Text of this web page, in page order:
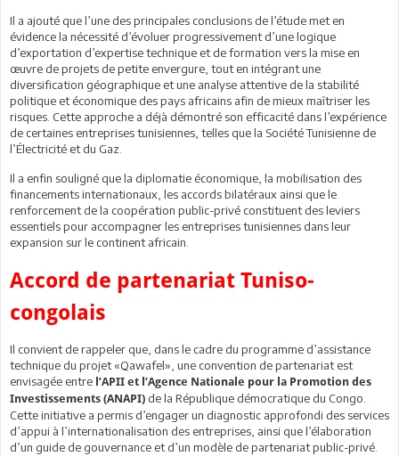
Il a ajouté que l’une des principales conclusions de l’étude met en
évidence la nécessité d’évoluer progressivement d’une logique
d’exportation d’expertise technique et de formation vers la mise en
œuvre de projets de petite envergure, tout en intégrant une
diversification géographique et une analyse attentive de la stabilité
politique et économique des pays africains afin de mieux maîtriser les
risques. Cette approche a déjà démontré son efficacité dans l’expérience
de certaines entreprises tunisiennes, telles que la Société Tunisienne de
l’Électricité et du Gaz.
Il a enfin souligné que la diplomatie économique, la mobilisation des
financements internationaux, les accords bilatéraux ainsi que le
renforcement de la coopération public-privé constituent des leviers
essentiels pour accompagner les entreprises tunisiennes dans leur
expansion sur le continent africain.
Accord de partenariat Tuniso-
congolais
Il convient de rappeler que, dans le cadre du programme d’assistance
technique du projet «Qawafel», une convention de partenariat est
envisagée entre l’APII et l’Agence Nationale pour la Promotion des
Investissements (ANAPI) de la République démocratique du Congo.
Cette initiative a permis d’engager un diagnostic approfondi des services
d’appui à l’internationalisation des entreprises, ainsi que l’élaboration
d’un guide de gouvernance et d’un modèle de partenariat public-privé.